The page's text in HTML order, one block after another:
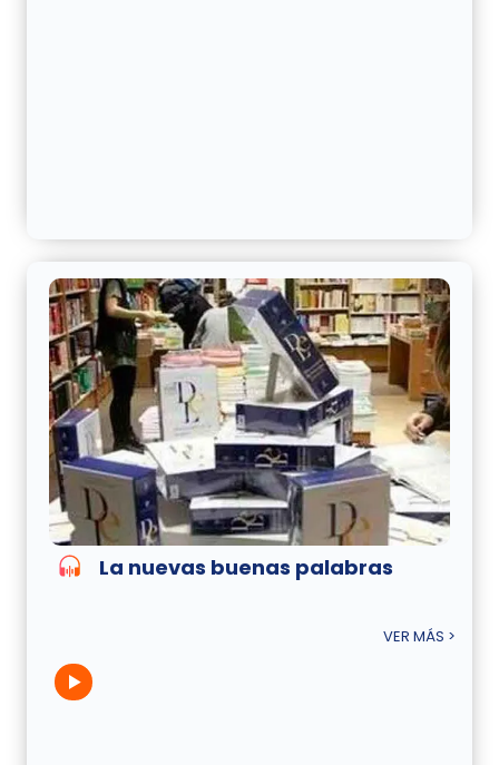
La nuevas buenas palabras
VER MÁS >